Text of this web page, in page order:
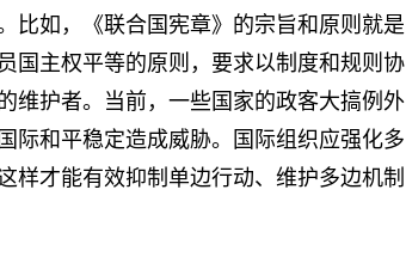
比如，《联合国宪章》的宗旨和原则就是
国主权平等的原则，要求以制度和规则协
维护者。当前，一些国家的政客大搞例外
际和平稳定造成威胁。国际组织应强化多
样才能有效抑制单边行动、维护多边机制